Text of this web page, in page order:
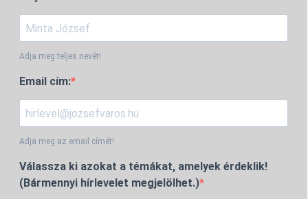
Adja meg teljes nevét!
Email cím:
Adja meg az email címét!
Válassza ki azokat a témákat, amelyek érdeklik!
(Bármennyi hírlevelet megjelölhet.)